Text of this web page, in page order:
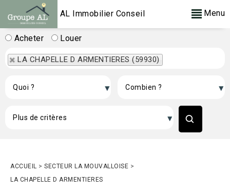
AL Immobilier Conseil Menu
Acheter Louer
LA CHAPELLE D ARMENTIERES (59930)
ACCUEIL > SECTEUR LA MOUVALLOISE >
LA CHAPELLE D ARMENTIERES